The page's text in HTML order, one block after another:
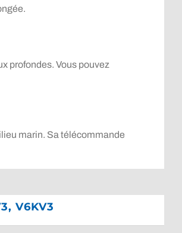
profondes. Vous pouvez
marin. Sa télécommande
V6KV3